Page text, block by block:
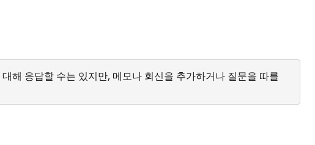
해 응답할 수는 있지만, 메모나 회신을 추가하거나 질문을 따를